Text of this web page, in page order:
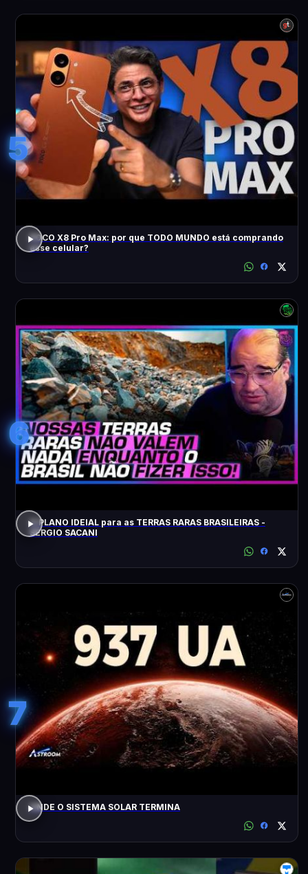
5
POCO X8 Pro Max: por que TODO MUNDO está comprando
esse celular?
6
O PLANO IDEIAL para as TERRAS RARAS BRASILEIRAS -
SÉRGIO SACANI
7
ONDE O SISTEMA SOLAR TERMINA